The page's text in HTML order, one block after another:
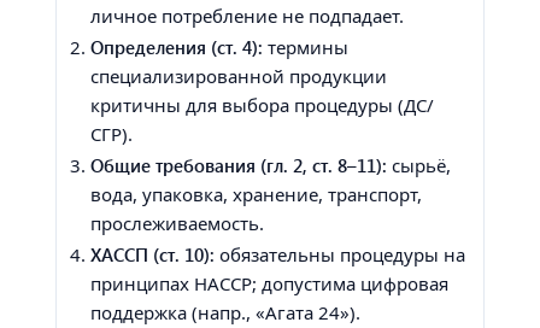
личное потребление не подпадает.
Определения (ст. 4): термины
специализированной продукции
критичны для выбора процедуры (ДС/
СГР).
Общие требования (гл. 2, ст. 8–11): сырьё,
вода, упаковка, хранение, транспорт,
прослеживаемость.
ХАССП (ст. 10): обязательны процедуры на
принципах HACCP; допустима цифровая
поддержка (напр., «Агата 24»).